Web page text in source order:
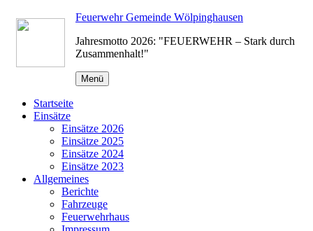
Zum
Inhalt
Feuerwehr Gemeinde Wölpinghausen
Jahresmotto 2026: "FEUERWEHR – Stark durch
Zusammenhalt!"
Menü
Startseite
Einsätze
Einsätze 2026
Einsätze 2025
Einsätze 2024
Einsätze 2023
Allgemeines
Berichte
Fahrzeuge
Feuerwehrhaus